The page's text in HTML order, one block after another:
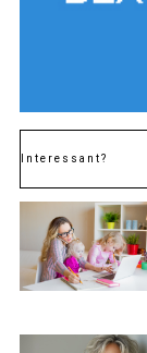
Interessant?